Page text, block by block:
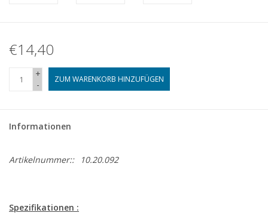
€14,40
+
-
ZUM WARENKORB HINZUFÜGEN
Informationen
Artikelnummer:: 10.20.092
Spezifikationen :